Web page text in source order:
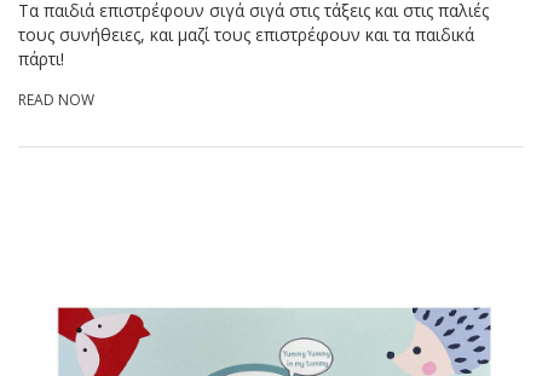
Τα παιδιά επιστρέφουν σιγά σιγά στις τάξεις και στις παλιές
τους συνήθειες, και μαζί τους επιστρέφουν και τα παιδικά
πάρτι!
READ NOW